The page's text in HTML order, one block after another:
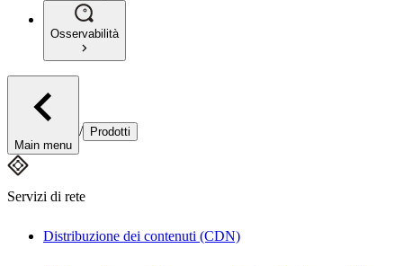
Osservabilità
Main menu
/ Prodotti
Servizi di rete
Distribuzione dei contenuti (CDN)